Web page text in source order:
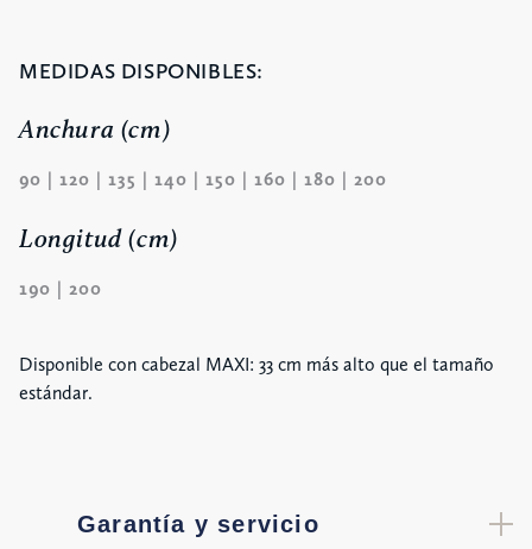
MEDIDAS DISPONIBLES:
Anchura (cm)
90 | 120 | 135 | 140 | 150 | 160 | 180 | 200
Longitud (cm)
190 | 200
Disponible con cabezal MAXI: 33 cm más alto que el tamaño
estándar.
Garantía y servicio